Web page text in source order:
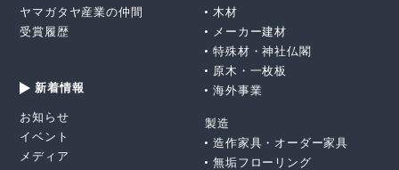
ヤマガタヤ産業の仲間
受賞履歴
新着情報
お知らせ
イベント
メディア
木材
メーカー建材
特殊材・神社仏閣
原木・一枚板
海外事業
製造
造作家具・オーダー家具
無垢フローリング